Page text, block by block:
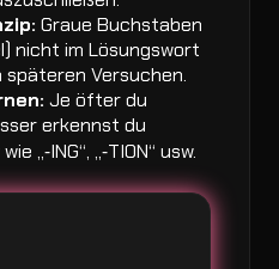
Graue Buchstaben
nicht im Lösungswort
späteren Versuchen.
Je öfter du
erkennst du
„‑ING“, „‑TION“ usw.